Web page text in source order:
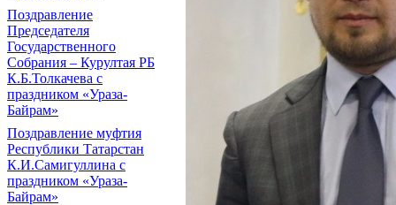
Поздравление
Председателя
Государственного
Собрания – Курултая РБ
К.Б.Толкачева с
праздником «Ураза-
Байрам»
Поздравление муфтия
Республики Татарстан
К.И.Самигуллина с
праздником «Ураза-
Байрам»